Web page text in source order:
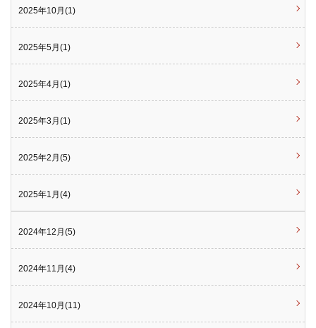
2025年10月(1)
2025年5月(1)
2025年4月(1)
2025年3月(1)
2025年2月(5)
2025年1月(4)
2024年12月(5)
2024年11月(4)
2024年10月(11)